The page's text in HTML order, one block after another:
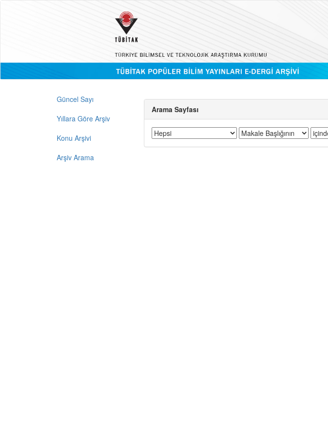
Güncel Sayı
Yıllara Göre Arşiv
Konu Arşivi
Arşiv Arama
Arama Sayfası